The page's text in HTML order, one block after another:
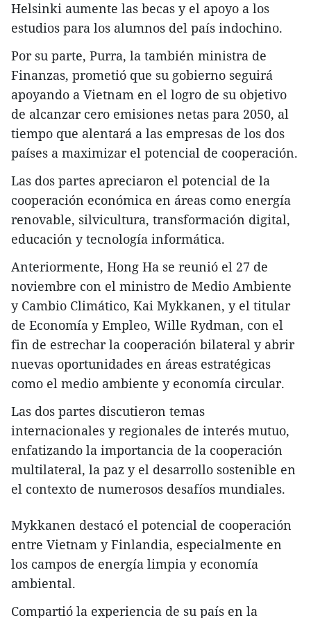
Helsinki aumente las becas y el apoyo a los
estudios para los alumnos del país indochino.
Por su parte, Purra, la también ministra de
Finanzas, prometió que su gobierno seguirá
apoyando a Vietnam en el logro de su objetivo
de alcanzar cero emisiones netas para 2050, al
tiempo que alentará a las empresas de los dos
países a maximizar el potencial de cooperación.
Las dos partes apreciaron el potencial de la
cooperación económica en áreas como energía
renovable, silvicultura, transformación digital,
educación y tecnología informática.
Anteriormente, Hong Ha se reunió el 27 de
noviembre con el ministro de Medio Ambiente
y Cambio Climático, Kai Mykkanen, y el titular
de Economía y Empleo, Wille Rydman, con el
fin de estrechar la cooperación bilateral y abrir
nuevas oportunidades en áreas estratégicas
como el medio ambiente y economía circular.
Las dos partes discutieron temas
internacionales y regionales de interés mutuo,
enfatizando la importancia de la cooperación
multilateral, la paz y el desarrollo sostenible en
el contexto de numerosos desafíos mundiales.
Mykkanen destacó el potencial de cooperación
entre Vietnam y Finlandia, especialmente en
los campos de energía limpia y economía
ambiental.
Compartió la experiencia de su país en la